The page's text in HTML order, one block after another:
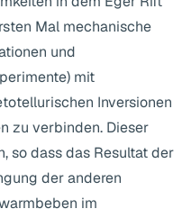
Mal mechanische
und
mit
Inversionen
zu verbinden. Dieser
so dass das Resultat der
der anderen
im